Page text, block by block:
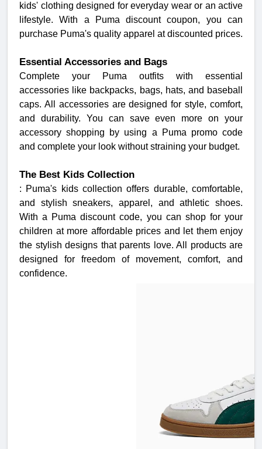
kids' clothing designed for everyday wear or an active
lifestyle. With a Puma discount coupon, you can
purchase Puma's quality apparel at discounted prices.
Essential Accessories and Bags
Complete your Puma outfits with essential
accessories like backpacks, bags, hats, and baseball
caps. All accessories are designed for style, comfort,
and durability. You can save even more on your
accessory shopping by using a Puma promo code
and complete your look without straining your budget.
The Best Kids Collection
: Puma's kids collection offers durable, comfortable,
and stylish sneakers, apparel, and athletic shoes.
With a Puma discount code, you can shop for your
children at more affordable prices and let them enjoy
the stylish designs that parents love. All products are
designed for freedom of movement, comfort, and
confidence.